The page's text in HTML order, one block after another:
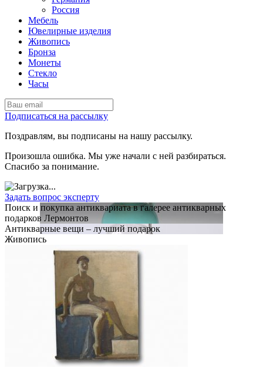
Россия
Мебель
Ювелирные изделия
Живопись
Бронза
Монеты
Стекло
Часы
Подписаться на рассылку
Поздравлям, вы подписаны на нашу рассылку.
Произошла ошибка. Мы уже начали с ней разбираться.
Спасибо за понимание.
Задать вопрос эксперту
Поиск и покупка антиквариата в галерее антикварных
подарков Лермонтов
Антикварные вещи – лучший подарок
Живопись